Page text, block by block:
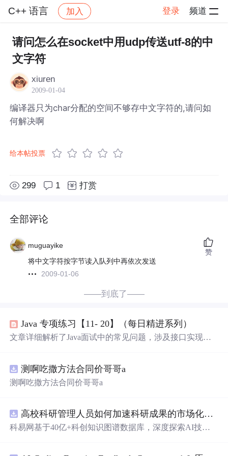
C++ 语言 加入 登录 频道
社区 C++ 语言 帖子详情
请问怎么在socket中用udp传送utf-8的中
文字符
xiuren
2009-01-04
编译器只为char分配的空间不够存中文字符的,请问如
何解决啊
给本帖投票
299 1 打赏
全部评论
muguayike
将中文字符按字节读入队列中再依次发送
2009-01-06
赞
——到底了——
Java 专项练习【11- 20】（每日精进系列）
文章详细解析了Java面试中的常见问题，涉及接口实现、
强调了互联网大厂招聘偏好的技术和软技能，以及面试准
备的重要性。
测啊吃撒方法合同价哥哥a
测啊吃撒方法合同价哥哥a
高校科研管理人员如何加速科研成果的市场化转化？.docx
科易网基于40亿+科创知识图谱数据库，深度探索AI技术